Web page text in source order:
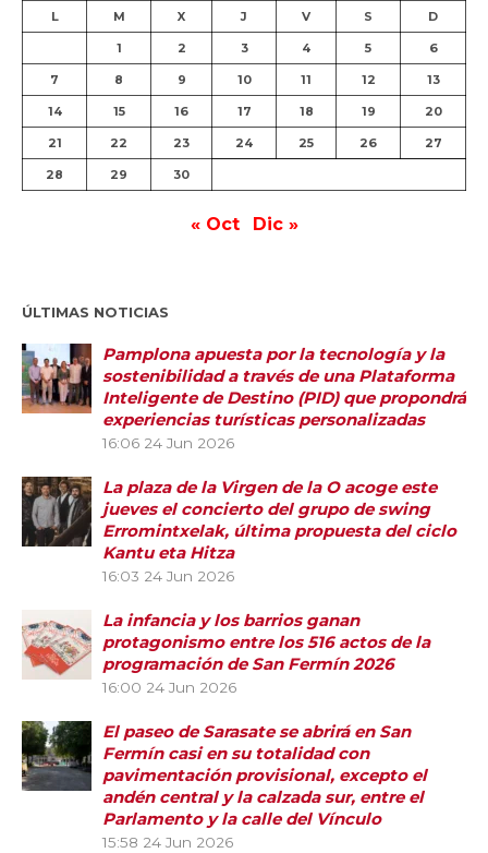
L M X J V S D
1 2 3 4 5 6
7 8 9 10 11 12 13
14 15 16 17 18 19 20
21 22 23 24 25 26 27
28 29 30
« Oct Dic »
ÚLTIMAS NOTICIAS
Pamplona apuesta por la tecnología y la
sostenibilidad a través de una Plataforma
Inteligente de Destino (PID) que propondrá
experiencias turísticas personalizadas
16:06 24 Jun 2026
La plaza de la Virgen de la O acoge este
jueves el concierto del grupo de swing
Erromintxelak, última propuesta del ciclo
Kantu eta Hitza
16:03 24 Jun 2026
La infancia y los barrios ganan
protagonismo entre los 516 actos de la
programación de San Fermín 2026
16:00 24 Jun 2026
El paseo de Sarasate se abrirá en San
Fermín casi en su totalidad con
pavimentación provisional, excepto el
andén central y la calzada sur, entre el
Parlamento y la calle del Vínculo
15:58 24 Jun 2026